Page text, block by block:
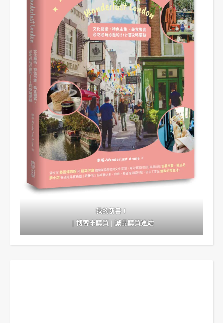
我的新書！
｜博客來購買｜誠品購買連結